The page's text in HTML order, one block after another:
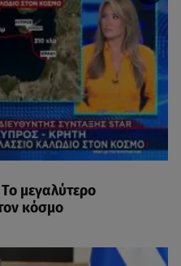
μεγαλύτερο
κόσμο